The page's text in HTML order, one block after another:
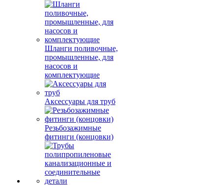
Шланги поливочные,
промышленные, для
насосов и
комплектующие
Аксессуары для труб
Резьбозажимные
фитинги (концовки)